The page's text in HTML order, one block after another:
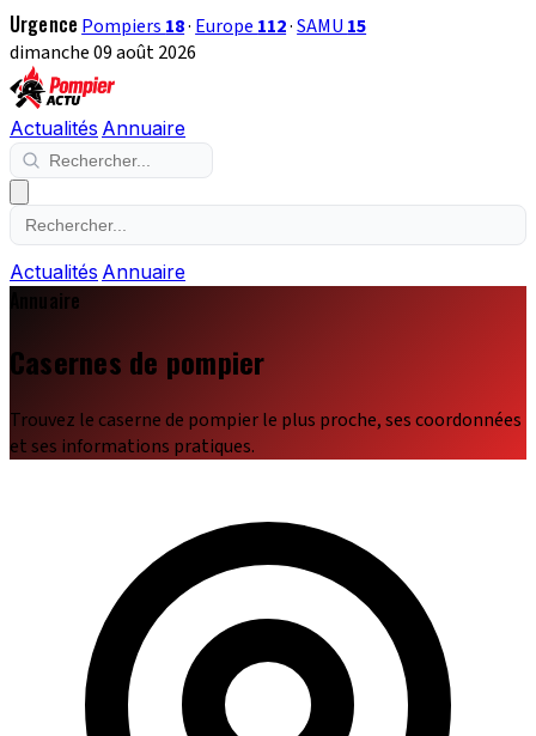
Urgence Pompiers 18· Europe 112·SAMU 15
dimanche 09 août 2026
Actualités Annuaire
Actualités Annuaire
Annuaire
Casernes de pompier
Trouvez le caserne de pompier le plus proche, ses coordonnées
et ses informations pratiques.